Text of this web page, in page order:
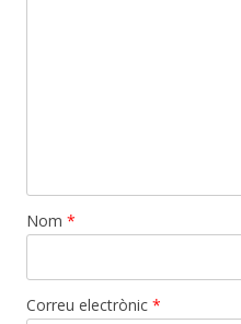
Nom *
Correu electrònic *